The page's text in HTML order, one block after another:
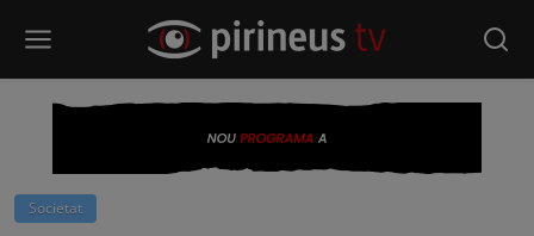
Societat